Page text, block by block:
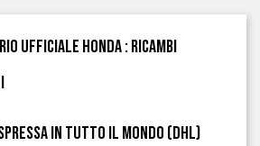
ufficiale Honda : ricambi
in tutto il mondo (DHL)